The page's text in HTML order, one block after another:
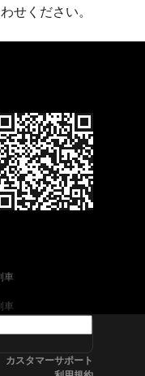
せください。
車
車
車
カスタマーサポート